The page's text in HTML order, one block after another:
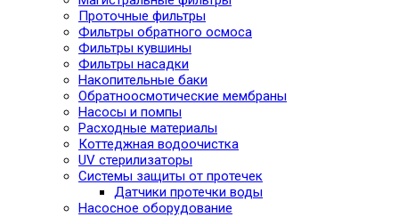
Проточные фильтры
Фильтры обратного осмоса
Фильтры кувшины
Фильтры насадки
Накопительные баки
Обратноосмотические мембраны
Насосы и помпы
Расходные материалы
Коттеджная водоочистка
UV стерилизаторы
Системы защиты от протечек
Датчики протечки воды
Насосное оборудование